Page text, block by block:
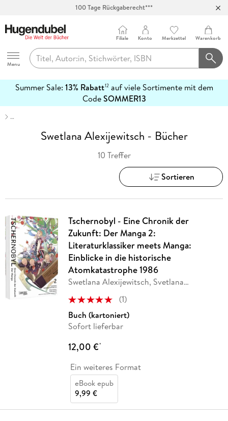
100 Tage Rückgaberecht***
Hugendubel
Menu
Filiale Konto Merkzettel Warenkorb
Summer Sale: 13% Rabatt12auf viele Sortimente mit dem
CodeSOMMER13
erfahren
…
Swetlana Alexijewitsch - Bücher
10 Treffer
Sortieren
Tschernobyl - Eine Chronik der
Zukunft: Der Manga 2:
Literaturklassiker meets Manga:
Einblicke in die historische
Atomkatastrophe 1986
Swetlana Alexijewitsch, Svetlana
(1)
Buch (kartoniert)
Sofort lieferbar
12,00 €*
Ein weiteres Format
eBook epub
9,99 €